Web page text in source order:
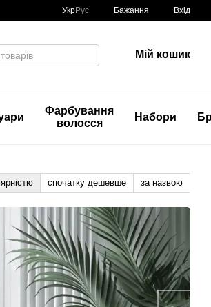
УкрРус Бажання Вхід
Мій кошик
Фарбування
волосся
Набори
спочатку дешевше за назвою